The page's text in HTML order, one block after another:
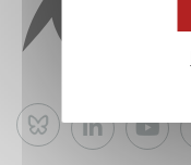
Bluesky